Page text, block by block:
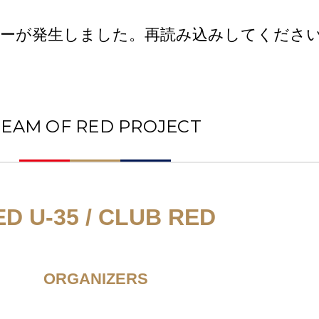
が発生しました。再読み込みしてくださ
OF RED PROJECT
U-35 / CLUB RED
ORGANIZERS